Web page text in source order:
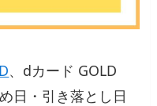
、dカード GOLD
日・引き落とし日